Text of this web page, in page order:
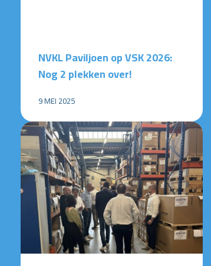
NVKL Paviljoen op VSK 2026:
Nog 2 plekken over!
9 MEI 2025